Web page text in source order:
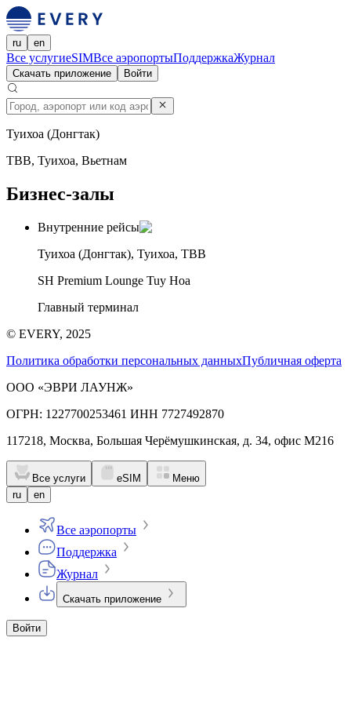
ru en
Все услугиeSIMВсе аэропортыПоддержкаЖурнал
Скачать приложение Войти
Туихоа (Донгтак)
TBB, Туихоа, Вьетнам
Бизнес-залы
Внутренние рейсы
Туихоа (Донгтак), Туихоа, TBB
SH Premium Lounge Tuy Hoa
Главный терминал
© EVERY, 2025
Политика обработки персональных данныхПубличная оферта
ООО «ЭВРИ ЛАУНЖ»
ОГРН: 1227700253461 ИНН 7727492870
117218, Москва, Большая Черёмушкинская, д. 34, офис М216
Все услуги eSIM
Меню
ru
en
Все аэропорты
Поддержка
Журнал
Скачать приложение
Войти